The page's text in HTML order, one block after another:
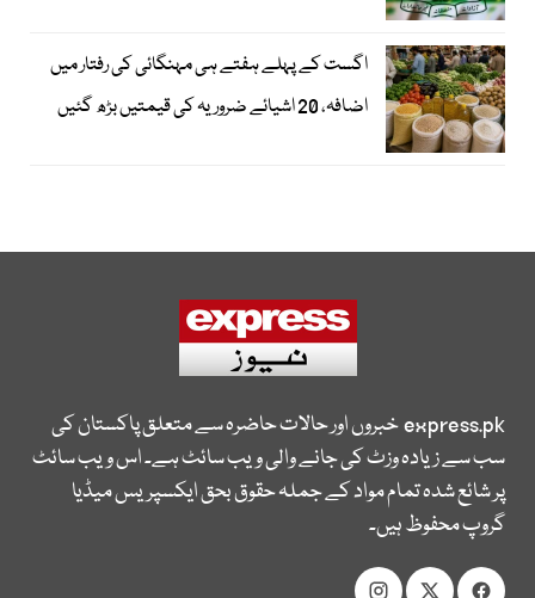
اگست کے پہلے ہفتے ہی مہنگائی کی رفتار میں
اضافہ، 20 اشیائے ضروریہ کی قیمتیں بڑھ گئیں
express.pkخبروں اور حالات حاضرہ سے متعلق پاکستان کی
سب سے زیادہ وزٹ کی جانے والی ویب سائٹ ہے۔ اس ویب سائٹ
پر شائع شدہ تمام مواد کے جملہ حقوق بحق ایکسپریس میڈیا
گروپ محفوظ ہیں۔